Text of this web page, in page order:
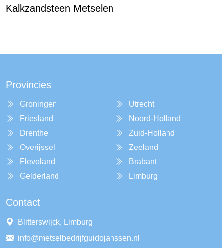
Kalkzandsteen Metselen
Provincies
Groningen
Friesland
Drenthe
Overijssel
Flevoland
Gelderland
Utrecht
Noord-Holland
Zuid-Holland
Zeeland
Brabant
Limburg
Contact
Blitterswijck, Limburg
info@metselbedrijfguidojanssen.nl